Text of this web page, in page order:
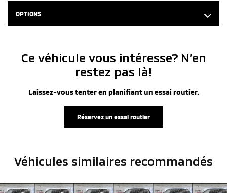
OPTIONS
Ce véhicule vous intéresse? N’en
restez pas là!
Laissez-vous tenter en planifiant un essai routier.
Réservez un essai routier
Véhicules similaires recommandés